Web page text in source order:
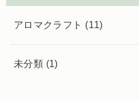
アロマクラフト (11)
未分類 (1)